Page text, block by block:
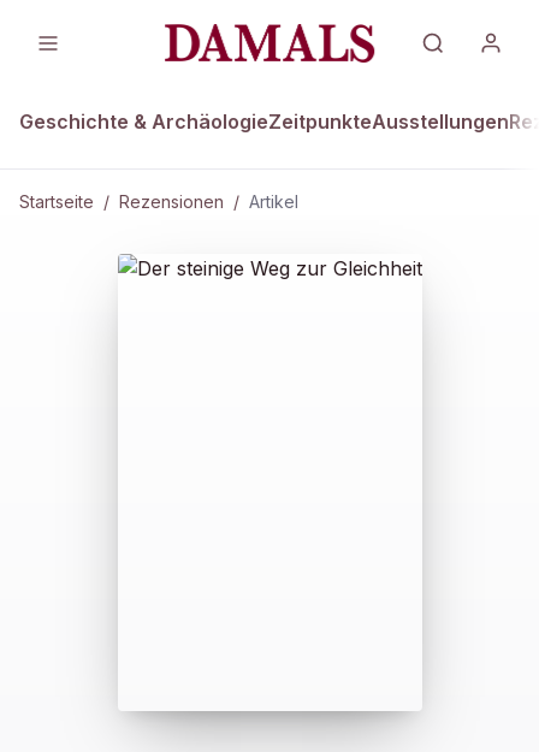
Geschichte & ArchäologieZeitpunkteAusstellungen
Startseite / Rezensionen / Artikel